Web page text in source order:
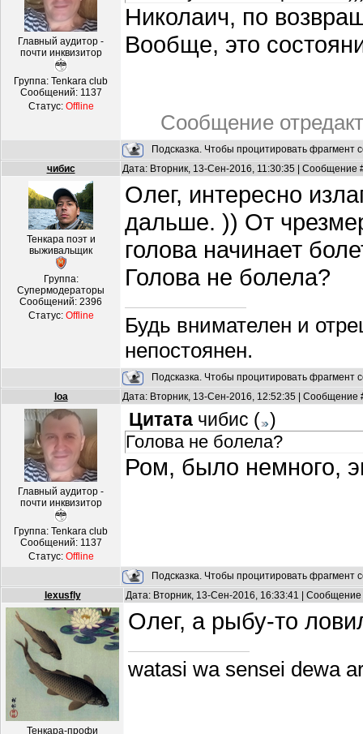
Главный аудитор -
почти инквизитор
Группа: Tenkara club
Сообщений: 1137
Статус: Offline
Николаич, по
Вообще, это
Сообщение
Подсказка. Чтобы процитировать фрагмент
чибис
Дата: Вторник, 13-Сен-2016, 11:30:35 | Сообщение
Тенкара поэт и
выживальщик
Группа:
Супермодераторы
Сообщений: 2396
Статус: Offline
Олег, интересно
дальше. )) От
голова начинает
Голова не болела?
Будь внимателен и
непостоянен.
Подсказка. Чтобы процитировать фрагмент
loa
Дата: Вторник, 13-Сен-2016, 12:52:35 | Сообщение
Главный аудитор -
почти инквизитор
Группа: Tenkara club
Сообщений: 1137
Статус: Offline
Цитата чибис ( )
Голова не болела?
Ром, было немного,
Подсказка. Чтобы процитировать фрагмент
lexusfly
Дата: Вторник, 13-Сен-2016, 16:33:41 |
Тенкара-профи
Олег, а рыбу-то
watasi wa sensei dewa